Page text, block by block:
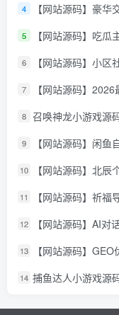
4 【网站源码】豪华交
5 【网站源码】吃
6 【网站源码】小区
7 【网站源码】2026最
8 召唤神龙小游戏源
9 【网站源码】闲鱼
10 【网站源码】北
11 【网站源码】祈
12 【网站源码】AI
13 【网站源码】
14 捕鱼达人小游戏源